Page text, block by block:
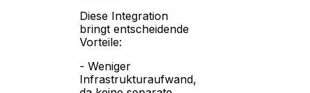
Diese Integration
bringt entscheidende
Vorteile:
- Weniger
Infrastrukturaufwand,